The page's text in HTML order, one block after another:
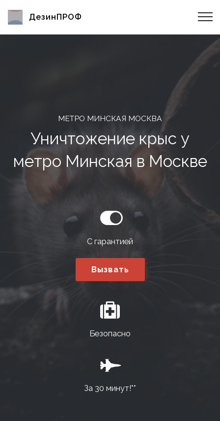
ДезинПРОФ
МЕТРО МИНСКАЯ МОСКВА
Уничтожение крыс у
метро Минская в Москве
С гарантией
Вызвать
Безопасно
За 30 минут!**